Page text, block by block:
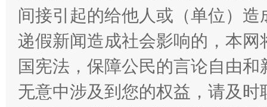
间接引起的给他人或（单位）
递假新闻造成社会影响的，本
国宪法，保障公民的言论自由
无意中涉及到您的权益，请及